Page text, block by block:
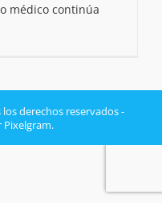
médico continúa
los derechos reservados -
Pixelgram.